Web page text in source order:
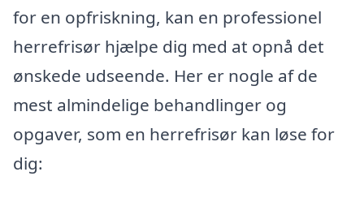
for en opfriskning, kan en professionel
herrefrisør hjælpe dig med at opnå det
ønskede udseende. Her er nogle af de
mest almindelige behandlinger og
opgaver, som en herrefrisør kan løse for
dig: